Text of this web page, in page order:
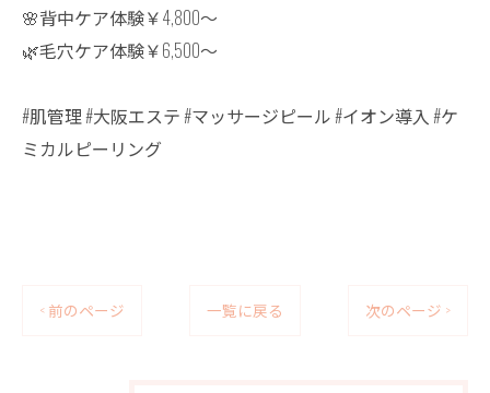
🌸背中ケア体験￥4,800〜
🌿毛穴ケア体験￥6,500〜
#肌管理 #大阪エステ #マッサージピール #イオン導入 #ケ
ミカルピーリング
< 前のページ 一覧に戻る 次のページ >